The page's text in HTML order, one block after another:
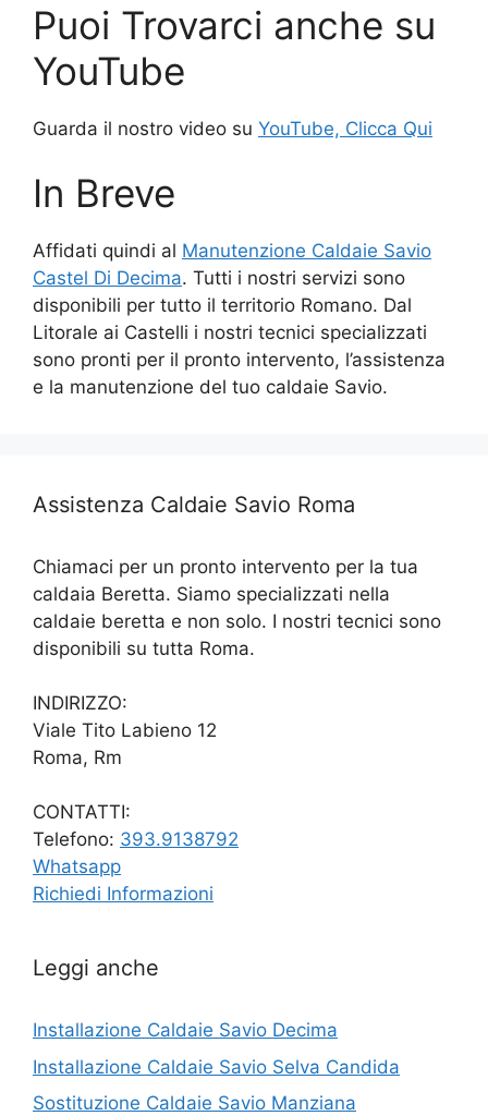
Puoi Trovarci anche su
YouTube
Guarda il nostro video su YouTube, Clicca Qui
In Breve
Affidati quindi al Manutenzione Caldaie Savio
Castel Di Decima. Tutti i nostri servizi sono
disponibili per tutto il territorio Romano. Dal
Litorale ai Castelli i nostri tecnici specializzati
sono pronti per il pronto intervento, l’assistenza
e la manutenzione del tuo caldaie Savio.
Assistenza Caldaie Savio Roma
Chiamaci per un pronto intervento per la tua
caldaia Beretta. Siamo specializzati nella
caldaie beretta e non solo. I nostri tecnici sono
disponibili su tutta Roma.
INDIRIZZO:
Viale Tito Labieno 12
Roma, Rm
CONTATTI:
Telefono: 393.9138792
Whatsapp
Richiedi Informazioni
Leggi anche
Installazione Caldaie Savio Decima
Installazione Caldaie Savio Selva Candida
Sostituzione Caldaie Savio Manziana